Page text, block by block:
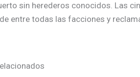
sin herederos conocidos. Las
entre todas las facciones y